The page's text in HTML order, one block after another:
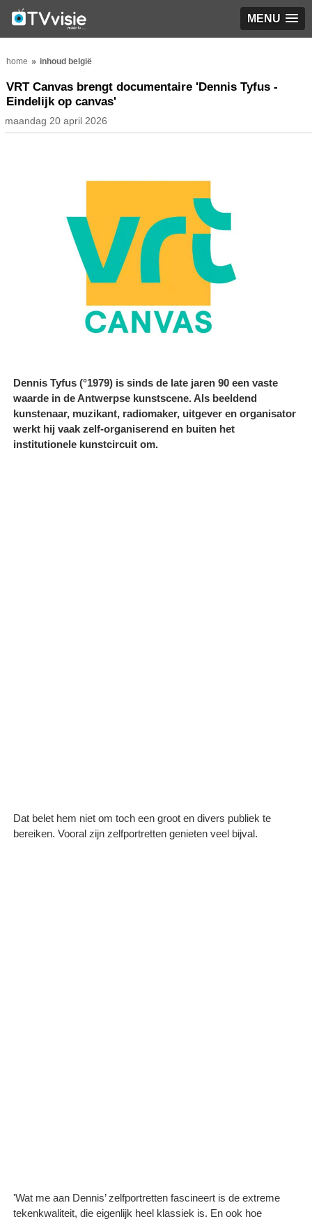
MENU
home inhoud belgië
VRT Canvas brengt documentaire 'Dennis Tyfus -
Eindelijk op canvas'
maandag 20 april 2026
Dennis Tyfus (°1979) is sinds de late jaren 90 een vaste
waarde in de Antwerpse kunstscene. Als beeldend
kunstenaar, muzikant, radiomaker, uitgever en organisator
werkt hij vaak zelf-organiserend en buiten het
institutionele kunstcircuit om.
Dat belet hem niet om toch een groot en divers publiek te
bereiken. Vooral zijn zelfportretten genieten veel bijval.
'Wat me aan Dennis’ zelfportretten fascineert is de extreme
tekenkwaliteit, die eigenlijk heel klassiek is. En ook hoe